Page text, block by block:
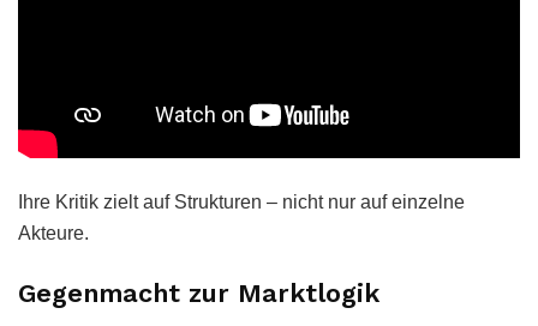
Ihre Kritik zielt auf Strukturen – nicht nur auf einzelne
Akteure.
Gegenmacht zur Marktlogik